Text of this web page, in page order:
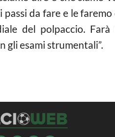
da fare e le
del polpaccio.
gli esami strumentali”.